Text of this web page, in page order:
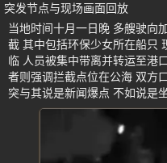
突发节点与现场画面回放
当地时间十月一日晚 多艘驶向
截 其中包括环保少女所在船只
临 人员被集中带离并转运至港
者则强调拦截点位在公海 双方
突与其说是新闻爆点 不如说是